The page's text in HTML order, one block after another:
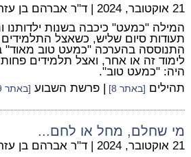
21 אוקטובר, 2024 | ד"ר אברהם בן
המילה "כמעט" כיכבה בשנות ילדותנו
תעודות סיום שליש, כשאצל התלמידים
התנוססה בהערכה "כמעט טוב מאוד"
לימוד זה או אחר, ואצל תלמידים
היה: "כמעט טוב".
תהילים [באתר 8] | פרשת השבוע [באתר 119]
מי שחלם, מחל או לחם...
21 אוקטובר, 2024 | ד"ר אברהם בן